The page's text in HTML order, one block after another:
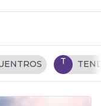
T TENDENCIAS TI